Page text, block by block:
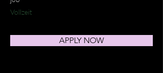
Vollzeit
APPLY NOW